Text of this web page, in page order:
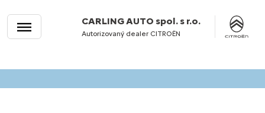
CARLING AUTO spol. s r.o.
Autorizovaný dealer CITROËN